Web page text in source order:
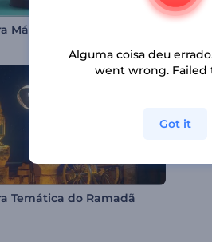
Temática do Ramadã
Alguma coisa deu
went wrong. Failed
Got it